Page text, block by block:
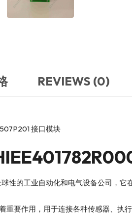
REVIEWS (0)
接口模块
性的工业自动化和电气设备公司，
重要作用，用于连接各种传感器、执